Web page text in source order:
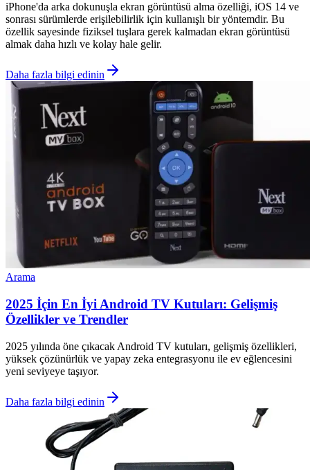
iPhone'da arka dokunuşla ekran görüntüsü alma özelliği, iOS 14 ve
sonrası sürümlerde erişilebilirlik için kullanışlı bir yöntemdir. Bu
özellik sayesinde fiziksel tuşlara gerek kalmadan ekran görüntüsü
almak daha hızlı ve kolay hale gelir.
Daha fazla bilgi edinin
Arama
2025 İçin En İyi Android TV Kutuları: Gelişmiş
Özellikler ve Trendler
2025 yılında öne çıkacak Android TV kutuları, gelişmiş özellikleri,
yüksek çözünürlük ve yapay zeka entegrasyonu ile ev eğlencesini
yeni seviyeye taşıyor.
Daha fazla bilgi edinin